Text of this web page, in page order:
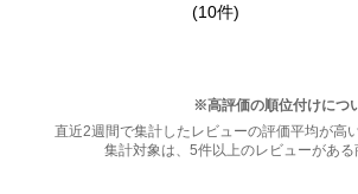
(10件)
※高評価の順位付けにつ
直近2週間で集計したレビューの評価平均が高
集計対象は、5件以上のレビューがある